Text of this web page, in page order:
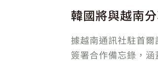
韓國將與越南
據越南通訊社駐首
簽署合作備忘錄，